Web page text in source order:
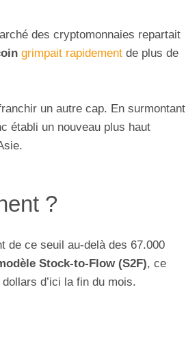
des cryptomonnaies repartait
grimpait rapidement de plus de
un autre cap. En surmontant
établi un nouveau plus haut
?
de ce seuil au-delà des 67.000
Stock-to-Flow (S2F), ce
d’ici la fin du mois.